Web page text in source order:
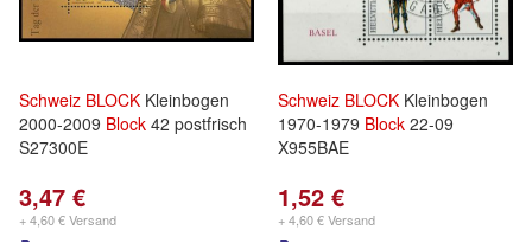
Schweiz BLOCK Kleinbogen
2000-2009 Block 42 postfrisch
S27300E
3,47 €
+ 4,60 € Versand
Schweiz BLOCK Kleinbogen
1970-1979 Block 22-09
X955BAE
1,52 €
+ 4,60 € Versand